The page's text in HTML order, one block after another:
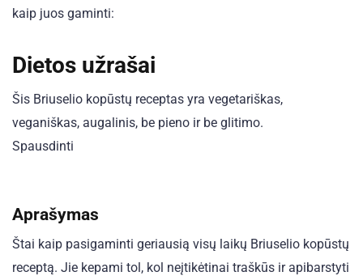
kaip juos gaminti:
Dietos užrašai
Šis Briuselio kopūstų receptas yra vegetariškas,
veganiškas, augalinis, be pieno ir be glitimo.
Spausdinti
Aprašymas
Štai kaip pasigaminti geriausią visų laikų Briuselio kopūstų
receptą. Jie kepami tol, kol neįtikėtinai traškūs ir apibarstyti